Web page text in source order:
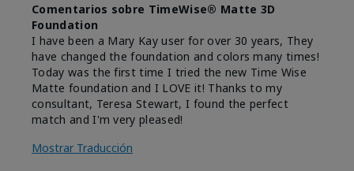
Comentarios sobre TimeWise® Matte 3D
Foundation
I have been a Mary Kay user for over 30 years, They
have changed the foundation and colors many times!
Today was the first time I tried the new Time Wise
Matte foundation and I LOVE it! Thanks to my
consultant, Teresa Stewart, I found the perfect
match and I'm very pleased!
Mostrar Traducción